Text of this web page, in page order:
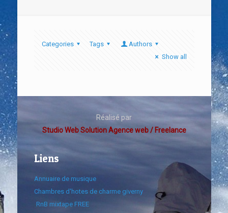
Categories Tags
Authors
Show all
Réalisé par
Studio Web Solution Agence web / Freelance
Liens
Annuaire de musique
Chambres d'hotes de charme giverny
RnB mixtape FREE